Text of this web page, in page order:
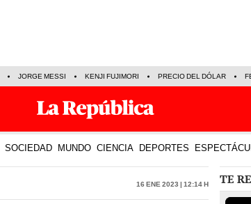
JORGE MESSI KENJI FUJIMORI PRECIO DEL DÓLAR
SOCIEDAD MUNDO CIENCIA DEPORTES
16 Ene 2023 | 12:14 h TE